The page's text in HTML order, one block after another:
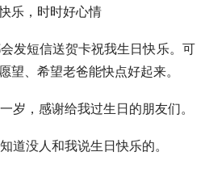
乐，时时好心情
发短信送贺卡祝我生日快乐。可
望、希望老爸能快点好起来。
岁，感谢给我过生日的朋友们。
道没人和我说生日快乐的。